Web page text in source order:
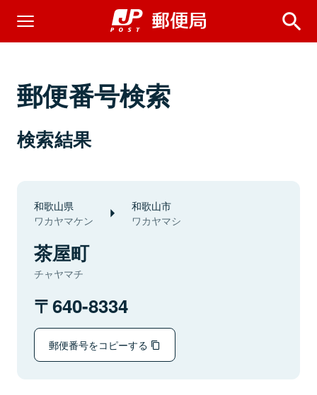
郵便番号検索
検索結果
和歌山県
ワカヤマケン
和歌山市
ワカヤマシ
茶屋町
チャヤマチ
640-8334
郵便番号をコピーする